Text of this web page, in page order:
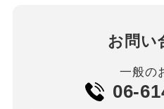
お問い
一般の
06-